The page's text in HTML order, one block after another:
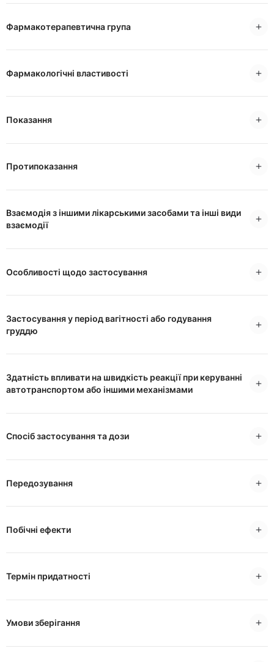
Фармакотерапевтична група
Фармакологічні властивості
Показання
Протипоказання
Взаємодія з іншими лікарськими засобами та інші види
взаємодії
Особливості щодо застосування
Застосування у період вагітності або годування
груддю
Здатність впливати на швидкість реакції при керуванні
автотранспортом або іншими механізмами
Спосіб застосування та дози
Передозування
Побічні ефекти
Термін придатності
Умови зберігання